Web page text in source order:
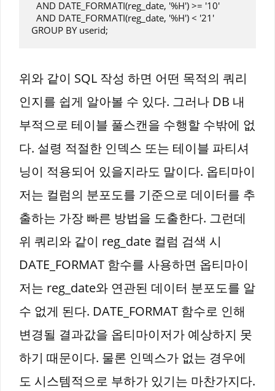
위와 같이 SQL 작성 하면 어떤 목적의 쿼리
인지를 쉽게 알아볼 수 있다. 그러나 DB 내
부적으로 테이블 풀스캔을 수행할 수밖에 없
다. 설령 적절한 인덱스 또는 테이블 파티셔
닝이 적용되어 있을지라도 말이다. 옵티마이
저는 컬럼의 분포도를 기준으로 데이터를 추
출하는 가장 빠른 방법을 도출한다. 그런데
위 쿼리와 같이 reg_date 컬럼 검색 시
DATE_FORMAT 함수를 사용하면 옵티마이
저는 reg_date와 연관된 데이터 분포도를 알
수 없게 된다. DATE_FORMAT 함수로 인해
변경될 결과값을 옵티마이저가 예상하지 못
하기 때문이다. 물론 인덱스가 없는 경우에
도 시스템적으로 부하가 있기는 마찬가지다.